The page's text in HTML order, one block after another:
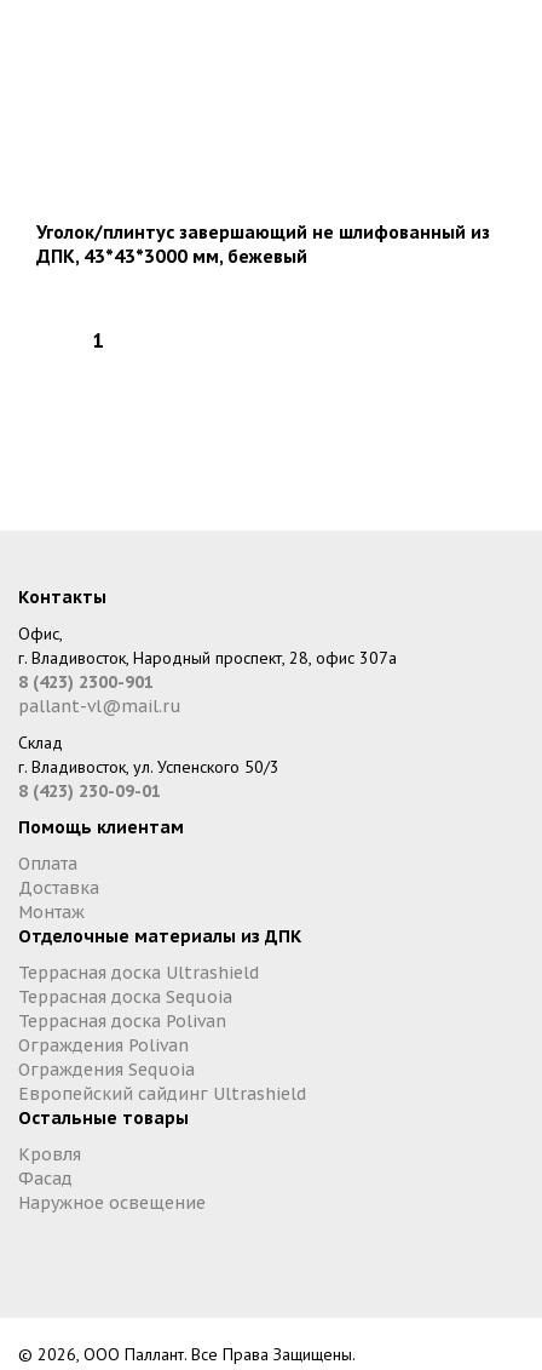
Уголок/плинтус завершающий не шлифованный из
ДПК, 43*43*3000 мм, бежевый
Контакты
Офис,
г. Владивосток, Народный проспект, 28, офис 307а
8 (423) 2300-901
pallant-vl@mail.ru
Склад
г. Владивосток, ул. Успенского 50/3
8 (423) 230-09-01
Помощь клиентам
Оплата
Доставка
Монтаж
Отделочные материалы из ДПК
Террасная доска Ultrashield
Террасная доска Sequoia
Террасная доска Polivan
Ограждения Polivan
Ограждения Sequoia
Европейский сайдинг Ultrashield
Остальные товары
Кровля
Фасад
Наружное освещение
© 2026, ООО Паллант. Все Права Защищены.